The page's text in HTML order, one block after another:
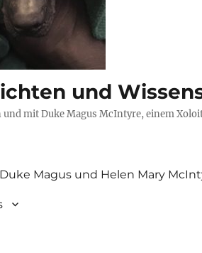
und
und mit Duke Magus McIntyre, einem
Magus und Helen Mary